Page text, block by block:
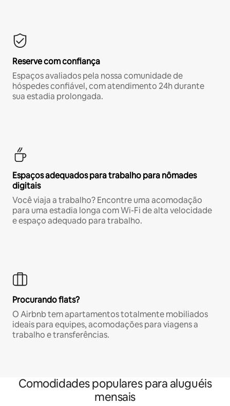
Reserve com confiança
Espaços avaliados pela nossa comunidade de
hóspedes confiável, com atendimento 24h durante
sua estadia prolongada.
Espaços adequados para trabalho para nômades
digitais
Você viaja a trabalho? Encontre uma acomodação
para uma estadia longa com Wi-Fi de alta velocidade
e espaço adequado para trabalho.
Procurando flats?
O Airbnb tem apartamentos totalmente mobiliados
ideais para equipes, acomodações para viagens a
trabalho e transferências.
Comodidades populares para aluguéis
mensais